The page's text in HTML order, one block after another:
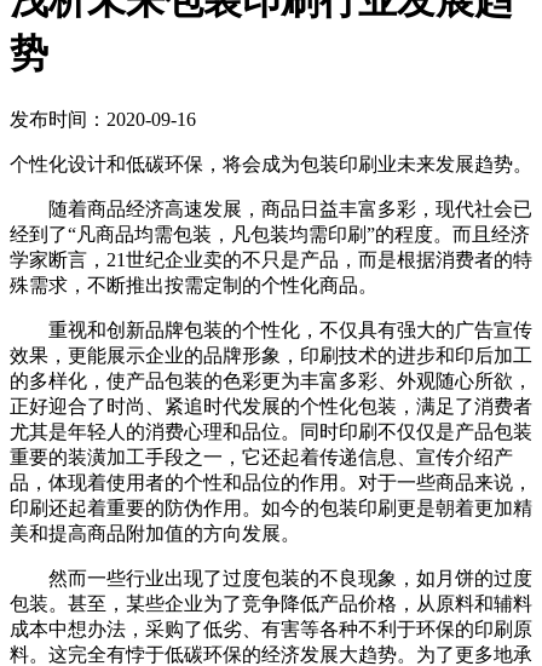
势
发布时间：2020-09-16
个性化设计和低碳环保，将会成为包装印刷业未来发展趋势。
随着商品经济高速发展，商品日益丰富多彩，现代社会已
经到了“凡商品均需包装，凡包装均需印刷”的程度。而且经济
学家断言，21世纪企业卖的不只是产品，而是根据消费者的特
殊需求，不断推出按需定制的个性化商品。
重视和创新品牌包装的个性化，不仅具有强大的广告宣传
效果，更能展示企业的品牌形象，印刷技术的进步和印后加工
的多样化，使产品包装的色彩更为丰富多彩、外观随心所欲，
正好迎合了时尚、紧追时代发展的个性化包装，满足了消费者
尤其是年轻人的消费心理和品位。同时印刷不仅仅是产品包装
重要的装潢加工手段之一，它还起着传递信息、宣传介绍产
品，体现着使用者的个性和品位的作用。对于一些商品来说，
印刷还起着重要的防伪作用。如今的包装印刷更是朝着更加精
美和提高商品附加值的方向发展。
然而一些行业出现了过度包装的不良现象，如月饼的过度
包装。甚至，某些企业为了竞争降低产品价格，从原料和辅料
成本中想办法，采购了低劣、有害等各种不利于环保的印刷原
料。这完全有悖于低碳环保的经济发展大趋势。为了更多地承